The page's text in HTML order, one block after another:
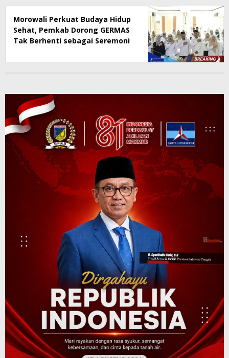
Morowali Perkuat Budaya Hidup
Sehat, Pemkab Dorong GERMAS
Tak Berhenti sebagai Seremoni